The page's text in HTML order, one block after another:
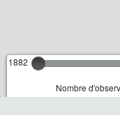
1882
Nombre